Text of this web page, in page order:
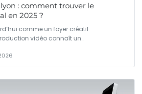
: comment trouver le
en 2025 ?
comme un foyer créatif
vidéo connaît un…